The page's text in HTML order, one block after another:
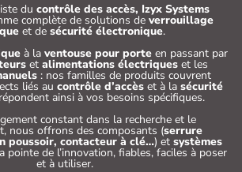
du contrôle des accès, Izyx Systems
complète de solutions de verrouillage
et de sécurité électronique.
à la ventouse pour porteen passant par
et alimentations électriqueset les
: nos familles de produits couvrent
liés au contrôle d’accès et à la sécurité
ainsi à vos besoins spécifiques.
constant dans la recherche et le
nous offrons des composants (serrure
poussoir, contacteur à clé…) et systèmes
pointe de l’innovation, fiables, faciles à poser
et à utiliser.